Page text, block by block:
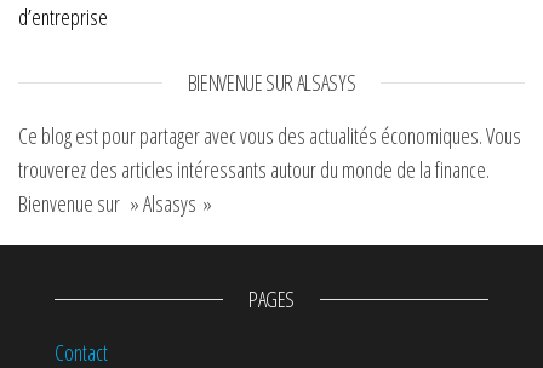
d’entreprise
BIENVENUE SUR ALSASYS
Ce blog est pour partager avec vous des actualités économiques. Vous
trouverez des articles intéressants autour du monde de la finance.
Bienvenue sur » Alsasys »
PAGES
Contact